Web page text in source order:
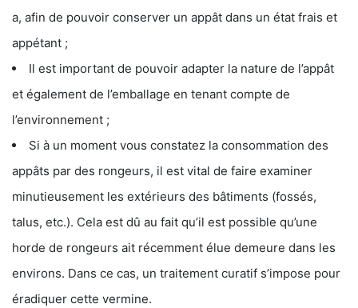
a, afin de pouvoir conserver un appât dans un état frais et
appétant ;
Il est important de pouvoir adapter la nature de l’appât
et également de l’emballage en tenant compte de
l’environnement ;
Si à un moment vous constatez la consommation des
appâts par des rongeurs, il est vital de faire examiner
minutieusement les extérieurs des bâtiments (fossés,
talus, etc.). Cela est dû au fait qu’il est possible qu’une
horde de rongeurs ait récemment élue demeure dans les
environs. Dans ce cas, un traitement curatif s’impose pour
éradiquer cette vermine.